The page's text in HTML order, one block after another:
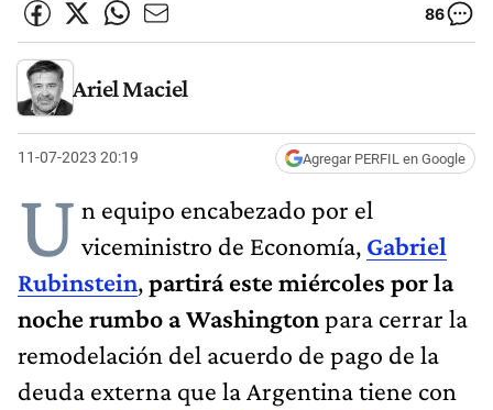
86
Ariel Maciel
11-07-2023 20:19 Agregar PERFIL en Google
U n equipo encabezado por el
viceministro de Economía, Gabriel
Rubinstein,partirá este miércoles por la
noche rumbo a Washingtonpara cerrar la
remodelación del acuerdo de pago de la
deuda externa que la Argentina tiene con